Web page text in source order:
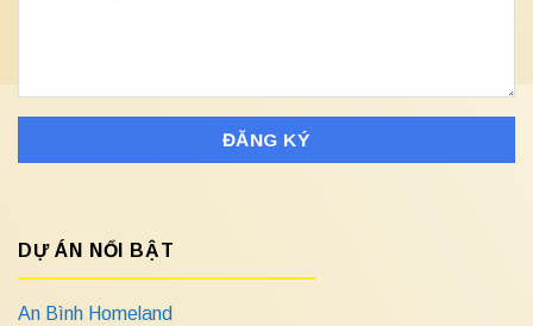
DỰ ÁN NỔI BẬT
An Bình Homeland